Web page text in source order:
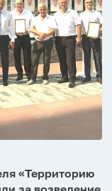
«Территорию